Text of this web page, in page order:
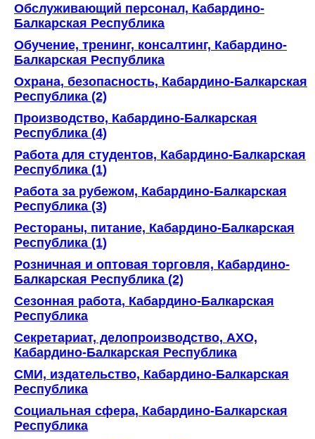
Обслуживающий персонал, Кабардино-
Балкарская Республика
Обучение, тренинг, консалтинг, Кабардино-
Балкарская Республика
Охрана, безопасность, Кабардино-Балкарская
Республика (2)
Производство, Кабардино-Балкарская
Республика (4)
Работа для студентов, Кабардино-Балкарская
Республика (1)
Работа за рубежом, Кабардино-Балкарская
Республика (3)
Рестораны, питание, Кабардино-Балкарская
Республика (1)
Розничная и оптовая торговля, Кабардино-
Балкарская Республика (2)
Сезонная работа, Кабардино-Балкарская
Республика
Секретариат, делопроизводство, АХО,
Кабардино-Балкарская Республика
СМИ, издательство, Кабардино-Балкарская
Республика
Социальная сфера, Кабардино-Балкарская
Республика